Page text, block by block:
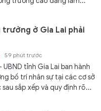
ở Gia Lai phải
59 phút trước
UBND tỉnh Gia Lai ban hành
bố trí nhân sự tại các cơ sở
sắp xếp và quy định rõ...